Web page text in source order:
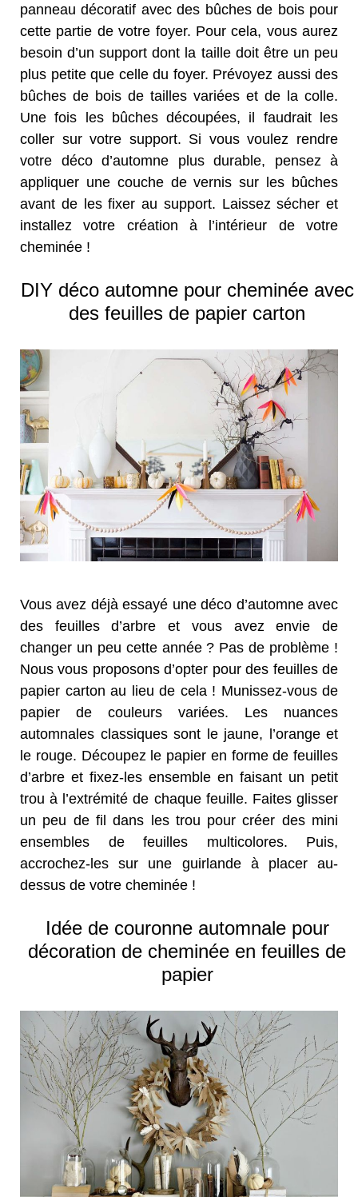
panneau décoratif avec des bûches de bois pour
cette partie de votre foyer. Pour cela, vous aurez
besoin d’un support dont la taille doit être un peu
plus petite que celle du foyer. Prévoyez aussi des
bûches de bois de tailles variées et de la colle.
Une fois les bûches découpées, il faudrait les
coller sur votre support. Si vous voulez rendre
votre déco d’automne plus durable, pensez à
appliquer une couche de vernis sur les bûches
avant de les fixer au support. Laissez sécher et
installez votre création à l’intérieur de votre
cheminée !
DIY déco automne pour cheminée avec
des feuilles de papier carton
Vous avez déjà essayé une déco d’automne avec
des feuilles d’arbre et vous avez envie de
changer un peu cette année ? Pas de problème !
Nous vous proposons d’opter pour des feuilles de
papier carton au lieu de cela ! Munissez-vous de
papier de couleurs variées. Les nuances
automnales classiques sont le jaune, l’orange et
le rouge. Découpez le papier en forme de feuilles
d’arbre et fixez-les ensemble en faisant un petit
trou à l’extrémité de chaque feuille. Faites glisser
un peu de fil dans les trou pour créer des mini
ensembles de feuilles multicolores. Puis,
accrochez-les sur une guirlande à placer au-
dessus de votre cheminée !
Idée de couronne automnale pour
décoration de cheminée en feuilles de
papier